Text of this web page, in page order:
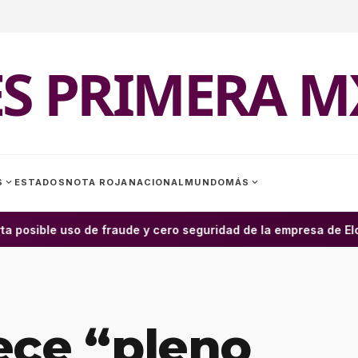
PRIMERA
expand_more ESTADOS NOTA ROJA NACIONAL MUNDOMÁS expand_more
uso de fraude y cero seguridad de la empresa de Elon